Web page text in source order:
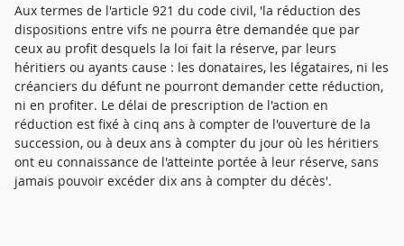
Aux termes de l'article 921 du code civil, 'la réduction des
dispositions entre vifs ne pourra être demandée que par
ceux au profit desquels la loi fait la réserve, par leurs
héritiers ou ayants cause : les donataires, les légataires, ni les
créanciers du défunt ne pourront demander cette réduction,
ni en profiter. Le délai de prescription de l'action en
réduction est fixé à cinq ans à compter de l'ouverture de la
succession, ou à deux ans à compter du jour où les héritiers
ont eu connaissance de l'atteinte portée à leur réserve, sans
jamais pouvoir excéder dix ans à compter du décès'.